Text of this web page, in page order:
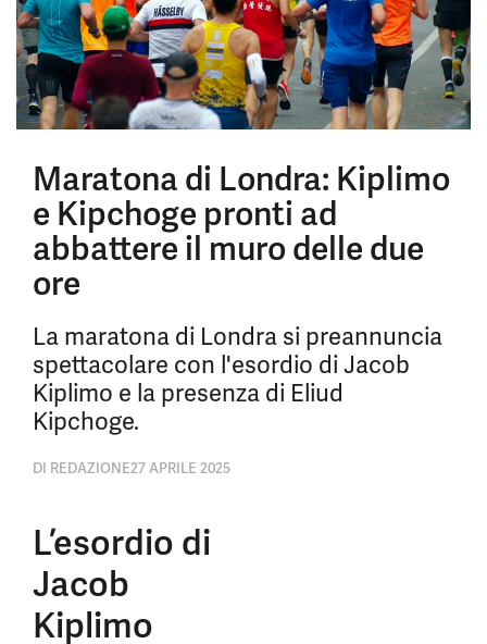
Maratona di Londra: Kiplimo
e Kipchoge pronti ad
abbattere il muro delle due
ore
La maratona di Londra si preannuncia
spettacolare con l'esordio di Jacob
Kiplimo e la presenza di Eliud
Kipchoge.
DI REDAZIONE27 APRILE 2025
L’esordio di
Jacob
Kiplimo